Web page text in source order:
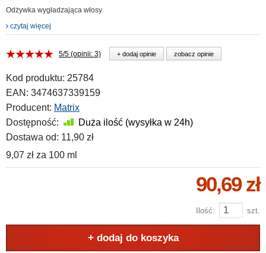
Odżywka wygładzająca włosy
czytaj więcej
5/5 (opinii: 3) + dodaj opinie zobacz opinie
Kod produktu: 25784
EAN: 3474637339159
Producent: Matrix
Dostępność:
Duża ilość (wysyłka w 24h)
Dostawa od: 11,90 zł
9,07 zł za 100 ml
90,69 zł
Ilość: szt.
+ dodaj do koszyka